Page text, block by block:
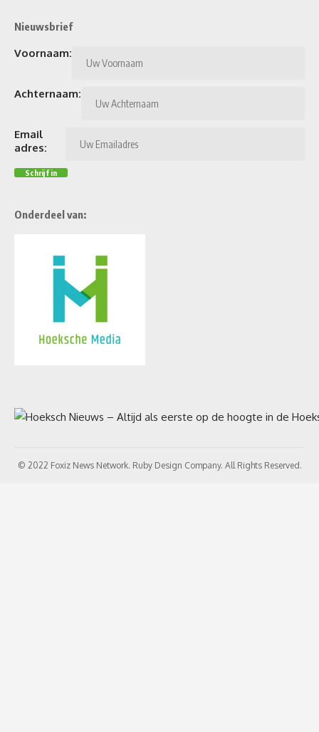
Nieuwsbrief
Voornaam:
Achternaam:
Email
adres:
Onderdeel van:
© 2022 Foxiz News Network. Ruby Design Company. All Rights Reserved.